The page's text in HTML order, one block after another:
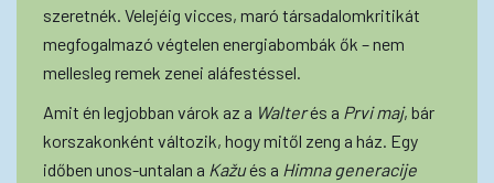
szeretnék. Velejéig vicces, maró társadalomkritikát
megfogalmazó végtelen energiabombák ők – nem
mellesleg remek zenei aláfestéssel.
Amit én legjobban várok az a Walterés a Prvi maj, bár
korszakonként változik, hogy mitől zeng a ház. Egy
időben unos-untalan a Kažués a Himna generacije